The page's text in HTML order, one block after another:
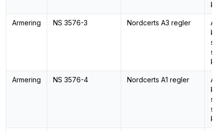
Armering NS 3576-3 Nordcerts A3 regler
Armering NS 3576-4 Nordcerts A1 regler